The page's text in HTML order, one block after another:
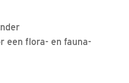
een flora- en fauna-